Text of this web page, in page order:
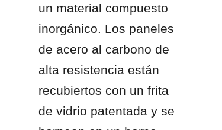
un material compuesto
inorgánico. Los paneles
de acero al carbono de
alta resistencia están
recubiertos con un frita
de vidrio patentada y se